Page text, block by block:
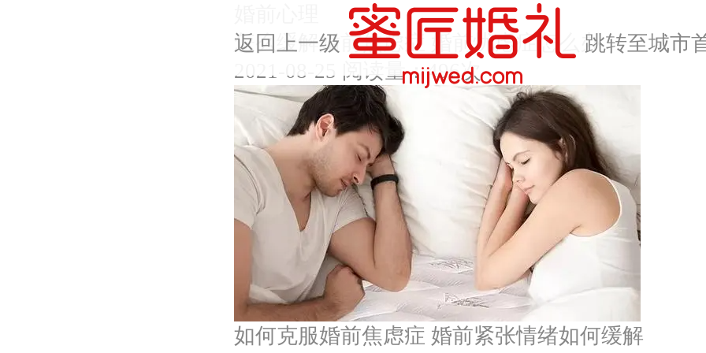
返回上一级 跳转至城市
怎么缓解婚前焦虑症 婚前忧虑症怎么办
2021-08-25 阅读量：496次
如何克服婚前焦虑症 婚前紧张情绪如何缓解